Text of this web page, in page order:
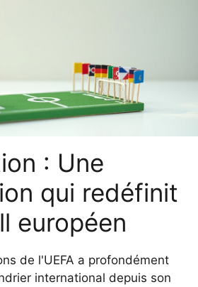
: Une
qui redéfinit
européen
de l'UEFA a profondément
international depuis son